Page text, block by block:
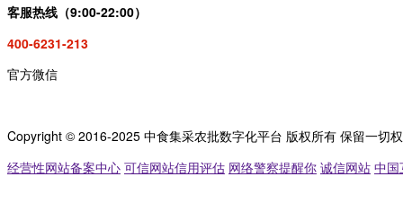
客服热线（9:00-22:00）
400-6231-213
官方微信
Copyright © 2016-2025 中食集采农批数字化平台 版权所有 保留一切
经营性网站备案中心 可信网站信用评估 网络警察提醒你 诚信网站 中国